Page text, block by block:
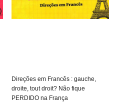
Direções em Francês : gauche,
droite, tout droit? Não fique
PERDIDO na França